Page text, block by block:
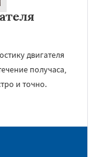
двигателя
получаса,
и точно.